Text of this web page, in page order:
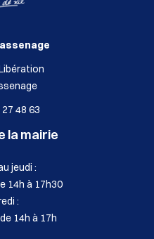
27 48 63
la mairie
jeudi :
14h à 17h30
:
14h à 17h